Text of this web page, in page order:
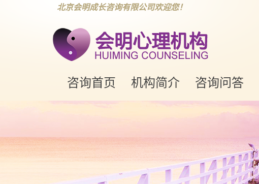
北京会明成长咨询有限公司欢迎您！
咨询首页 机构简介 咨询问答